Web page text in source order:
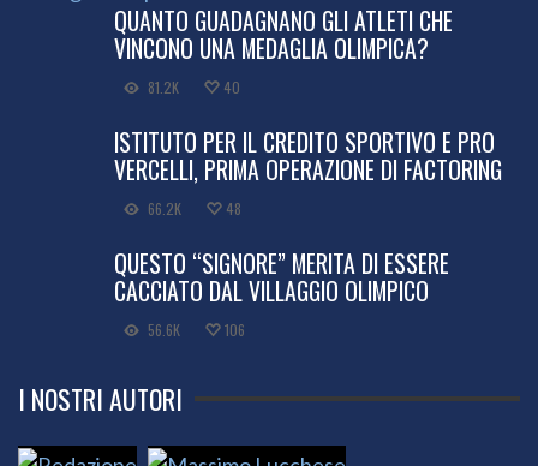
QUANTO GUADAGNANO GLI ATLETI CHE
VINCONO UNA MEDAGLIA OLIMPICA?
81.2K 40
ISTITUTO PER IL CREDITO SPORTIVO E PRO
VERCELLI, PRIMA OPERAZIONE DI FACTORING
66.2K 48
QUESTO “SIGNORE” MERITA DI ESSERE
CACCIATO DAL VILLAGGIO OLIMPICO
56.6K 106
I NOSTRI AUTORI